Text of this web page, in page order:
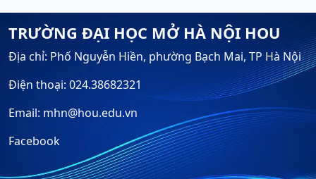
TRƯỜNG ĐẠI HỌC MỞ HÀ NỘI HOU
Địa chỉ: Phố Nguyễn Hiền, phường Bạch Mai, TP Hà Nội
Điện thoại: 024.38682321
Email: mhn@hou.edu.vn
Facebook